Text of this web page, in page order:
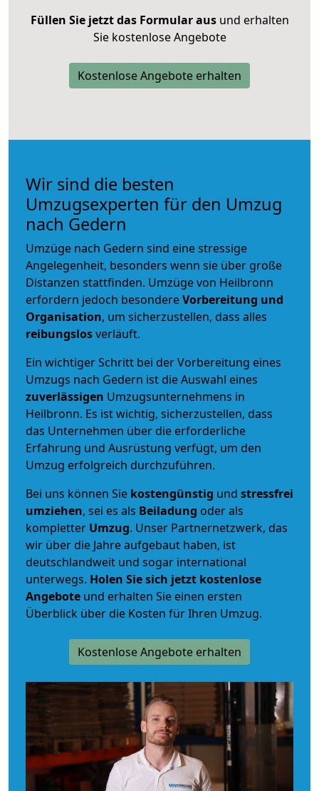
Füllen Sie jetzt das Formular ausund erhalten
Sie kostenlose Angebote
Kostenlose Angebote erhalten
Wir sind die besten
Umzugsexperten für den Umzug
nach Gedern
Umzüge nach Gedern sind eine stressige
Angelegenheit, besonders wenn sie über große
Distanzen stattfinden. Umzüge von Heilbronn
erfordern jedoch besondereVorbereitung und
Organisation, um sicherzustellen, dass alles
reibungslosverläuft.
Ein wichtiger Schritt bei der Vorbereitung eines
Umzugs nach Gedern ist die Auswahl eines
zuverlässigen Umzugsunternehmens in
Heilbronn. Es ist wichtig, sicherzustellen, dass
das Unternehmen über die erforderliche
Erfahrung und Ausrüstung verfügt, um den
Umzug erfolgreich durchzuführen.
Bei uns können Sie kostengünstig und stressfrei
umziehen, sei es als Beiladung oder als
kompletter Umzug. Unser Partnernetzwerk, das
wir über die Jahre aufgebaut haben, ist
deutschlandweit und sogar international
unterwegs. Holen Sie sich jetzt kostenlose
Angebote und erhalten Sie einen ersten
Überblick über die Kosten für Ihren Umzug.
Kostenlose Angebote erhalten